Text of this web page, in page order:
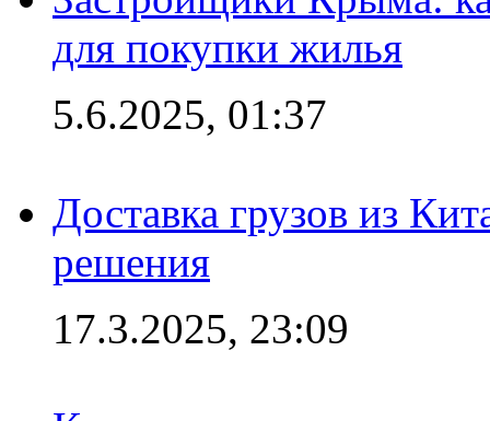
для покупки жилья
5.6.2025, 01:37
Доставка грузов из
решения
17.3.2025, 23:09